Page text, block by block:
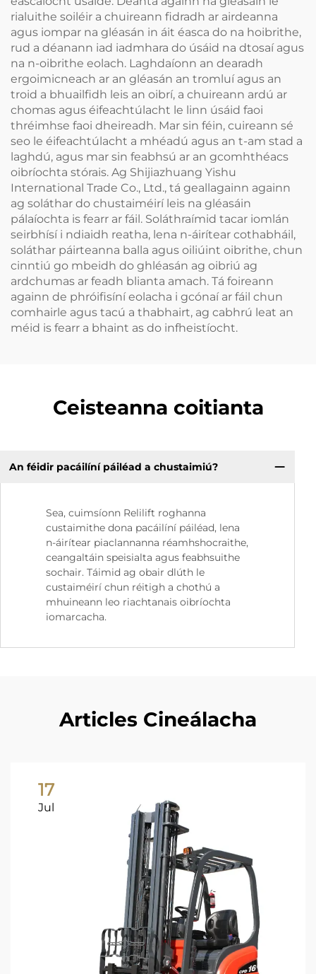
rialuithe soiléir a chuireann fidradh ar airdeanna
agus iompar na gléasán in áit éasca do na hoibrithe,
rud a déanann iad iadmhara do úsáid na dtosaí agus
na n-oibrithe eolach. Laghdaíonn an dearadh
ergoimicneach ar an gléasán an tromluí agus an
troid a bhuailfidh leis an oibrí, a chuireann ardú ar
chomas agus éifeachtúlacht le linn úsáid faoi
thréimhse faoi dheireadh. Mar sin féin, cuireann sé
seo le éifeachtúlacht a mhéadú agus an t-am stad a
laghdú, agus mar sin feabhsú ar an gcomhthéacs
oibríochta stórais. Ag Shijiazhuang Yishu
International Trade Co., Ltd., tá geallagainn againn
ag soláthar do chustaiméirí leis na gléasáin
pálaíochta is fearr ar fáil. Soláthraímid tacar iomlán
seirbhísí i ndiaidh reatha, lena n-áirítear cothabháil,
soláthar páirteanna balla agus oiliúint oibrithe, chun
cinntiú go mbeidh do ghléasán ag oibriú ag
ardchumas ar feadh blianta amach. Tá foireann
againn de phróifisíní eolacha i gcónaí ar fáil chun
comhairle agus tacú a thabhairt, ag cabhrú leat an
méid is fearr a bhaint as do infheistíocht.
Ceisteanna coitianta
An féidir pacáilíní páiléad a chustaimiú?
Sea, cuimsíonn Relilift roghanna
custaimithe dona pacáilíní páiléad, lena
n-áirítear piaclannanna réamhshocraithe,
ceangaltáin speisialta agus feabhsuithe
sochair. Táimid ag obair dlúth le
custaiméirí chun réitigh a chothú a
mhuineann leo riachtanais oibríochta
iomarcacha.
Articles Cineálacha
17
Jul